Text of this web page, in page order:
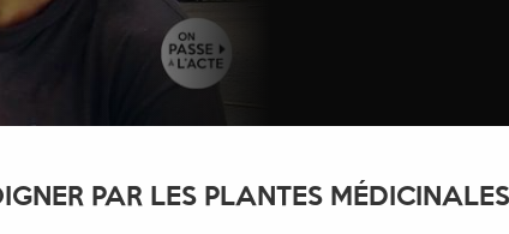
PAR LES PLANTES MÉDICINALES